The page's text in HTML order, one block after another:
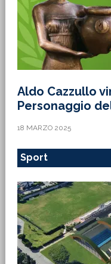
Aldo Cazzullo
Personaggio
18 MARZO 2025
Sport